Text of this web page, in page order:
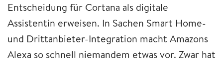
Entscheidung für Cortana als digitale
Assistentin erweisen. In Sachen Smart Home-
und Drittanbieter-Integration macht Amazons
Alexa so schnell niemandem etwas vor. Zwar hat